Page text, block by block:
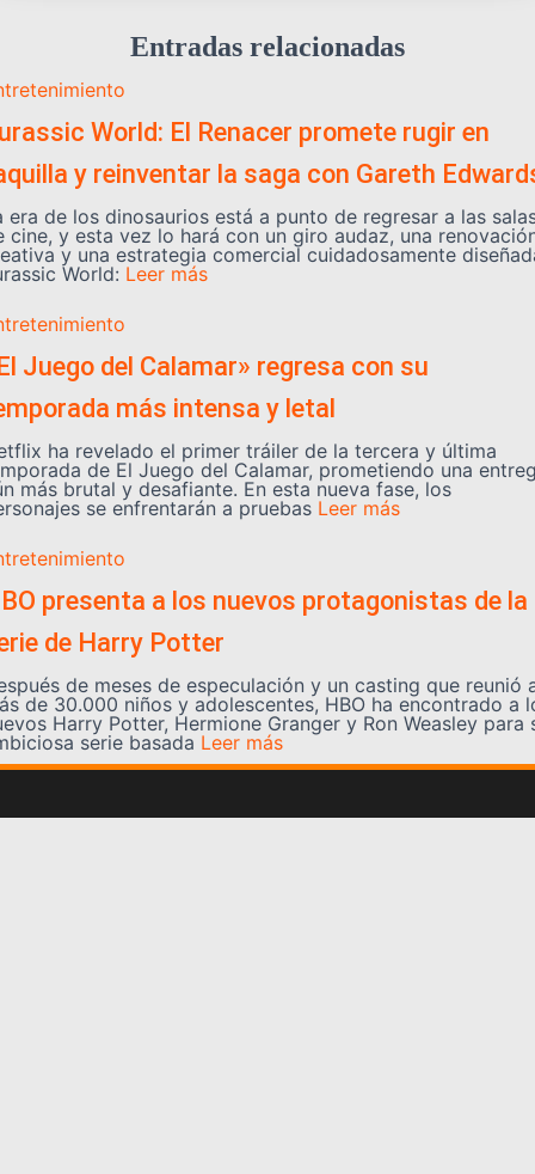
Entradas relacionadas
World: El Renacer promete rugir en
y reinventar la saga con Gareth
era de los dinosaurios está a punto de regresar a las
cine, y esta vez lo hará con un giro audaz, una
y una estrategia comercial cuidadosamente
World: Leer más
Juego del Calamar» regresa con su
más intensa y letal
ha revelado el primer tráiler de la tercera y última
de El Juego del Calamar, prometiendo una
más brutal y desafiante. En esta nueva fase, los
se enfrentarán a pruebas Leer más
presenta a los nuevos protagonistas de la
de Harry Potter
de meses de especulación y un casting que reunió
de 30.000 niños y adolescentes, HBO ha encontrado a
Harry Potter, Hermione Granger y Ron Weasley para
serie basada Leer más